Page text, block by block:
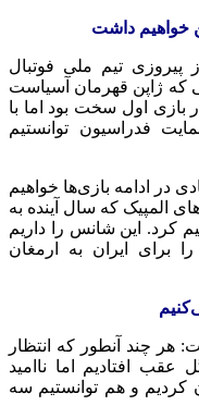
خواهیم داشت
پیروزی تیم ملی فوتبال
که ژاپن قهرمان آسیاست
بازی اول سخت بود اما با
فدراسیون توانستیم
در ادامه بازی‌ها خواهیم
المپیک که سال آینده به
کرد. این شانس را داریم
برای ایران به ارمغان
هر چند آنطور که انتظار
افتادیم اما ناامید
کردیم و هم توانستیم سه